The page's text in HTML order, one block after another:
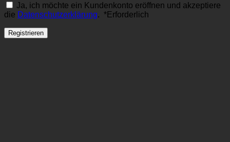
Ja, ich möchte ein Kundenkonto eröffnen und akzeptiere
die Datenschutzerklärung. *Erforderlich
Registrieren